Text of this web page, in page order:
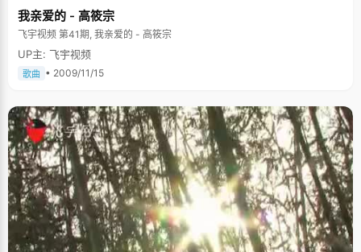
我亲爱的 - 高筱宗
飞宇视频 第41期, 我亲爱的 - 高筱宗
UP主: 飞宇视频
歌曲 • 2009/11/15